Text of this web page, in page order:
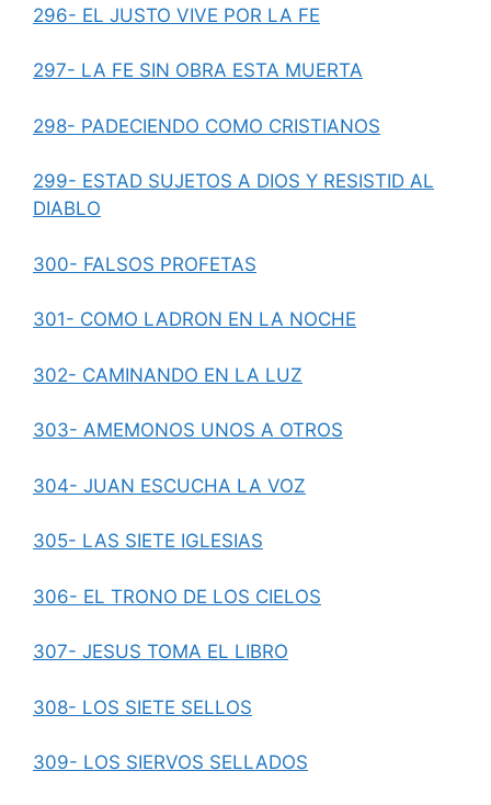
296- EL JUSTO VIVE POR LA FE
297- LA FE SIN OBRA ESTA MUERTA
298- PADECIENDO COMO CRISTIANOS
299- ESTAD SUJETOS A DIOS Y RESISTID AL
DIABLO
300- FALSOS PROFETAS
301- COMO LADRON EN LA NOCHE
302- CAMINANDO EN LA LUZ
303- AMEMONOS UNOS A OTROS
304- JUAN ESCUCHA LA VOZ
305- LAS SIETE IGLESIAS
306- EL TRONO DE LOS CIELOS
307- JESUS TOMA EL LIBRO
308- LOS SIETE SELLOS
309- LOS SIERVOS SELLADOS